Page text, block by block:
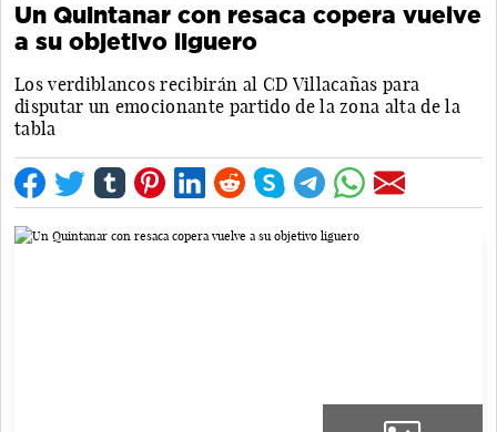
Un Quintanar con resaca copera vuelve
a su objetivo liguero
Los verdiblancos recibirán al CD Villacañas para
disputar un emocionante partido de la zona alta de la
tabla